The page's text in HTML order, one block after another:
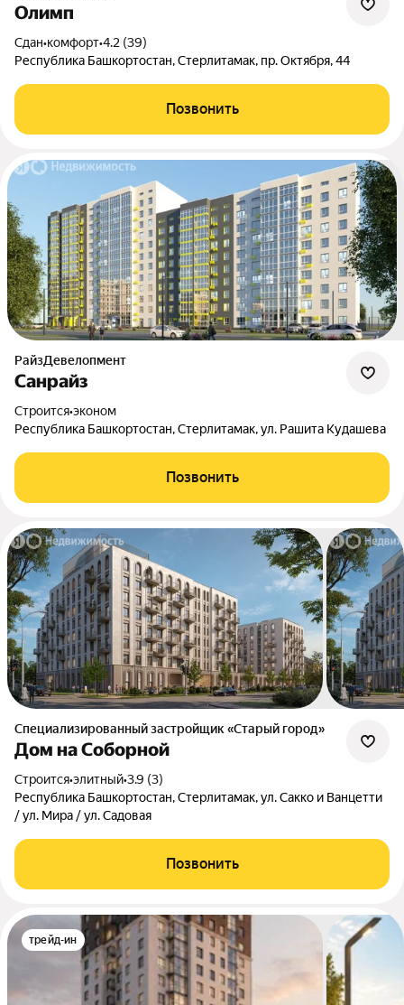
Олимп
Сдан•комфорт•4.2 (39)
Республика Башкортостан, Стерлитамак, пр. Октября, 44
Позвонить
РайзДевелопмент
Санрайз
Строится•эконом
Республика Башкортостан, Стерлитамак, ул. Рашита Кудашева
Позвонить
Специализированный застройщик «Старый город»
Дом на Соборной
Строится•элитный•3.9 (3)
Республика Башкортостан, Стерлитамак, ул. Сакко и Ванцетти
/ ул. Мира / ул. Садовая
Позвонить
трейд-ин